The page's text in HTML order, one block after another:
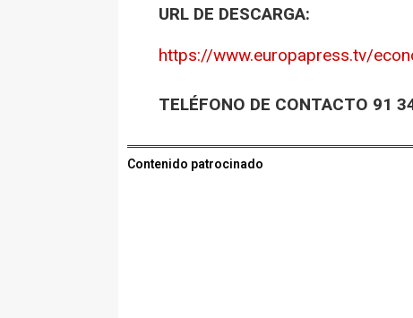
URL DE DESCARGA:
https://www.europapress.tv/
TELÉFONO DE CONTACTO 91
Contenido patrocinado